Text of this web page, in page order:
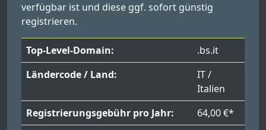
verfügbar ist und diese ggf. sofort günstig
registrieren.
Top-Level-Domain:
.bs.it
Ländercode / Land:
IT /
Italien
Registrierungsgebühr pro Jahr:
64,00 €*